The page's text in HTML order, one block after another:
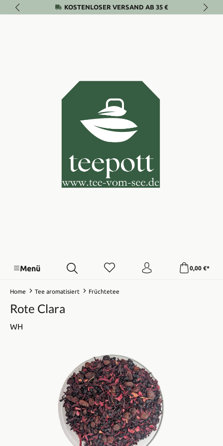
Zum Hauptinhalt springenKOSTENLOSER VERSAND AB 35 €
Menü 0,00 €*
Home Tee aromatisiert Früchtetee
Rote Clara
WH
Bildergalerie überspringen